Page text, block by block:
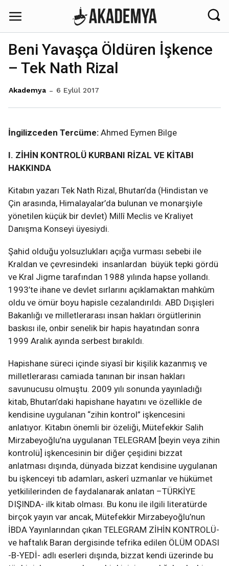
Beni Yavaşça Öldüren İşkence
– Tek Nath Rizal
Akademya 6 Eylül 2017
İngilizceden Tercüme: Ahmed Eymen Bilge
I. ZİHİN KONTROLÜ KURBANI RİZAL VE KİTABI
HAKKINDA
Kitabın yazarı Tek Nath Rizal, Bhutan’da (Hindistan ve
Çin arasında, Himalayalar’da bulunan ve monarşiyle
yönetilen küçük bir devlet) Millî Meclis ve Kraliyet
Danışma Konseyi üyesiydi.
Şahid olduğu yolsuzlukları açığa vurması sebebi ile
Kraldan ve çevresindeki insanlardan büyük tepki gördü
ve Kral Jigme tarafından 1988 yılında hapse yollandı.
1993’te ihane ve devlet sırlarını açıklamaktan mahkûm
oldu ve ömür boyu hapisle cezalandırıldı. ABD Dışişleri
Bakanlığı ve milletlerarası insan hakları örgütlerinin
baskısı ile, onbir senelik bir hapis hayatından sonra
1999 Aralık ayında serbest bırakıldı.
Hapishane süreci içinde siyasî bir kişilik kazanmış ve
milletlerarası camiada tanınan bir insan hakları
savunucusu olmuştu. 2009 yılı sonunda yayınladığı
kitab, Bhutan’daki hapishane hayatını ve özellikle de
kendisine uygulanan “zihin kontrol” işkencesini
anlatıyor. Kitabın önemli bir özeliği, Mütefekkir Salih
Mirzabeyoğlu’na uygulanan TELEGRAM [beyin veya zihin
kontrolü] işkencesinin bir diğer çeşidini bizzat
anlatması dışında, dünyada bizzat kendisine uygulanan
bu işkenceyi tıb adamları, askerî uzmanlar ve hükümet
yetkililerinden de faydalanarak anlatan –TÜRKİYE
DIŞINDA- ilk kitab olması. Bu konu ile ilgili literatürde
birçok yayın var ancak, Mütefekkir Mirzabeyoğlu’nun
İBDA Yayınlarından çıkan TELEGRAM ZİHİN KONTROLÜ-
ve haftalık Baran dergisinde tefrika edilen ÖLÜM ODASI
-B-YEDİ- adlı eserleri dışında, bizzat kendi üzerinde bu